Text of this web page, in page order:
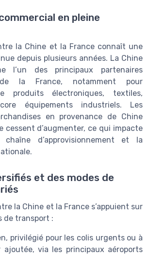
en pleine
la Chine et la France connaît une
depuis plusieurs années. La Chine
l’un des principaux partenaires
de la France, notamment pour
produits électroniques, textiles,
équipements industriels. Les
en provenance de Chine
cessent d’augmenter, ce qui impacte
d’approvisionnement et la
et des modes de
la Chine et la France s’appuient sur
de transport :
privilégié pour les colis urgents ou à
via les principaux aéroports